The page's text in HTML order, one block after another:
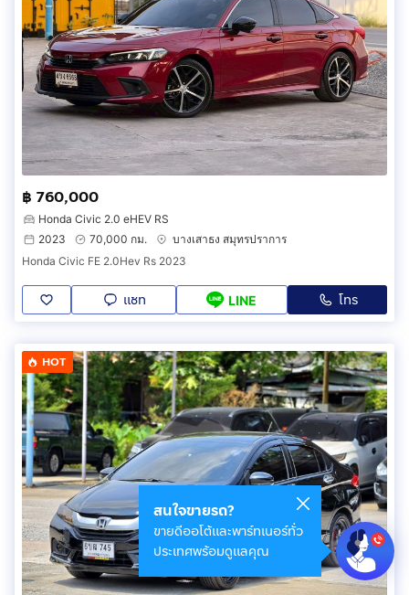
฿ 760,000
Honda Civic 2.0 eHEV RS
2023
70,000 กม.
บางเสาธง สมุทรปราการ
Honda Civic FE 2.0Hev Rs 2023
แชท LINE โทร
HOT
สนใจขายรถ?
ขายดีออโต้และพาร์ทเนอร์ทั่ว
ประเทศพร้อมดูแลคุณ